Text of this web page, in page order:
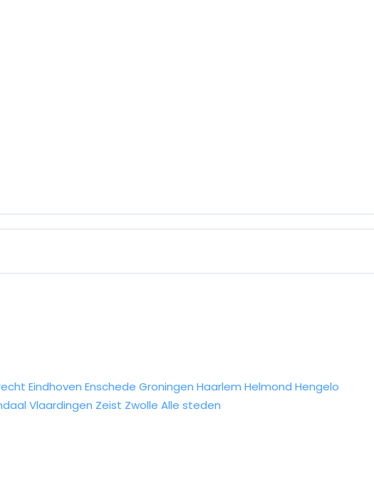
Eindhoven Enschede Groningen Haarlem Helmond Hengelo
Vlaardingen Zeist Zwolle Alle steden